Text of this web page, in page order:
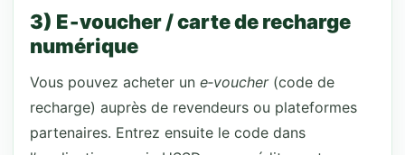
3) E‑voucher / carte de recharge
numérique
Vous pouvez acheter un e‑voucher(code de
recharge) auprès de revendeurs ou plateformes
partenaires. Entrez ensuite le code dans